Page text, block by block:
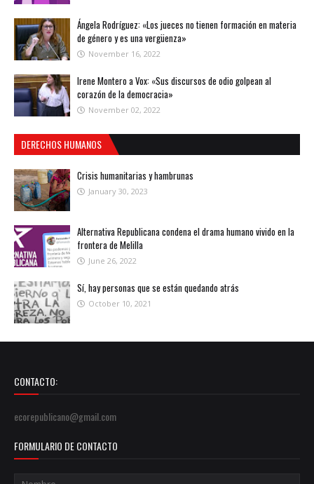
Ángela Rodríguez: «Los jueces no tienen formación en materia
de género y es una vergüenza»
November 16, 2022
Irene Montero a Vox: «Sus discursos de odio golpean al
corazón de la democracia»
November 02, 2022
DERECHOS HUMANOS
Crisis humanitarias y hambrunas
January 30, 2023
Alternativa Republicana condena el drama humano vivido en la
frontera de Melilla
June 26, 2022
Sí, hay personas que se están quedando atrás
October 10, 2021
CONTACTO:
ecorepublicano@gmail.com
FORMULARIO DE CONTACTO